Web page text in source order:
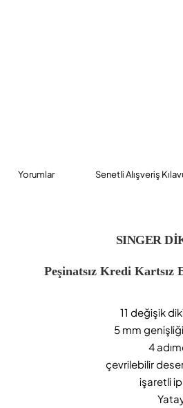
Yorumlar Senetli Alışveriş
SINGER
Peşinatsız Kredi Kartsız
11 değişik
5 mm
4
çevrilebilir
işaretli